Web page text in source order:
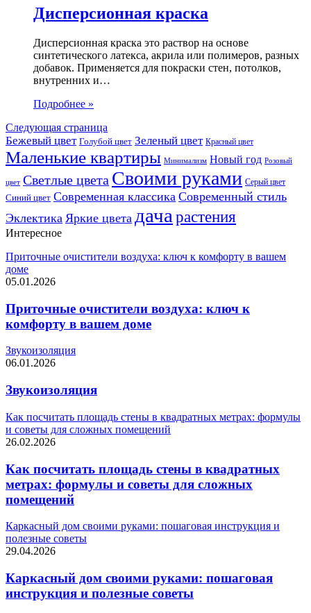
Дисперсионная краска
Дисперсионная краска это раствор на основе
синтетического латекса, акрила или полимеров, разных
добавок. Применяется для покраски стен, потолков,
внутренних и…
Подробнее »
Следующая страница
Бежевый цвет Голубой цвет Зеленый цвет Красный цвет
Маленькие квартиры Минимализм Новый год Розовый
цвет Светлые цвета Своими руками Серый цвет
Синий цвет Современная классика Современный стиль
Эклектика Яркие цвета дача растения
Интересное
Приточные очистители воздуха: ключ к комфорту в вашем
доме
05.01.2026
Приточные очистители воздуха: ключ к
комфорту в вашем доме
Звукоизоляция
06.01.2026
Звукоизоляция
Как посчитать площадь стены в квадратных метрах: формулы
и советы для сложных помещений
26.02.2026
Как посчитать площадь стены в квадратных
метрах: формулы и советы для сложных
помещений
Каркасный дом своими руками: пошаговая инструкция и
полезные советы
29.04.2026
Каркасный дом своими руками: пошаговая
инструкция и полезные советы